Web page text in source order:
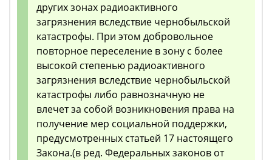
других зонах радиоактивного
загрязнения вследствие чернобыльской
катастрофы. При этом добровольное
повторное переселение в зону с более
высокой степенью радиоактивного
загрязнения вследствие чернобыльской
катастрофы либо равнозначную не
влечет за собой возникновения права на
получение мер социальной поддержки,
предусмотренных статьей 17 настоящего
Закона.(в ред. Федеральных законов от